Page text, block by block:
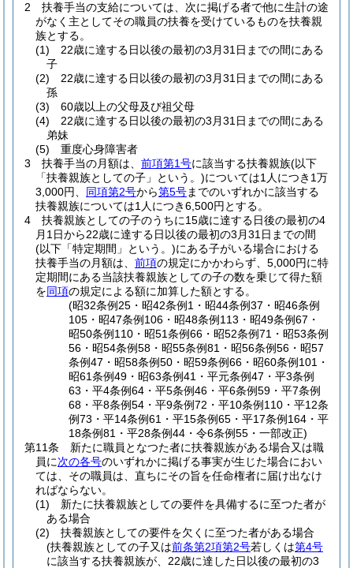
2
扶養手当の支給については、次に掲げる者で他に生計の途
がなく主としてその職員の扶養を受けているものを扶養親
族とする。
(1)
22歳に達する日以後の最初の3月31日までの間にある
子
(2)
22歳に達する日以後の最初の3月31日までの間にある
孫
(3)
60歳以上の父母及び祖父母
(4)
22歳に達する日以後の最初の3月31日までの間にある
弟妹
(5)
重度心身障害者
3
扶養手当の月額は、 前項第1号に該当する扶養親族(以下
「扶養親族としての子」という。)については1人につき1万
3,000円、 同項第2号から第5号までのいずれかに該当する
扶養親族については1人につき6,500円とする。
4
扶養親族としての子のうちに15歳に達する日後の最初の4
月1日から22歳に達する日以後の最初の3月31日までの間
(以下「特定期間」という。)にある子がいる場合における
扶養手当の月額は、 前項の規定にかかわらず、5,000円に特
定期間にある当該扶養親族としての子の数を乗じて得た額
を同項の規定による額に加算した額とする。
(昭32条例25・昭42条例1・昭44条例37・昭46条例
105・昭47条例106・昭48条例113・昭49条例67・
昭50条例110・昭51条例66・昭52条例71・昭53条例
56・昭54条例58・昭55条例81・昭56条例56・昭57
条例47・昭58条例50・昭59条例66・昭60条例101・
昭61条例49・昭63条例41・平元条例47・平3条例
63・平4条例64・平5条例46・平6条例59・平7条例
68・平8条例54・平9条例72・平10条例110・平12条
例73・平14条例61・平15条例65・平17条例164・平
18条例81・平28条例44・令6条例55・一部改正)
第11条
新たに職員となつた者に扶養親族がある場合又は職
員に次の各号のいずれかに掲げる事実が生じた場合におい
ては、その職員は、直ちにその旨を任命権者に届け出なけ
ればならない。
(1)
新たに扶養親族としての要件を具備するに至つた者が
ある場合
(2)
扶養親族としての要件を欠くに至つた者がある場合
(扶養親族としての子又は前条第2項第2号若しくは第4号
に該当する扶養親族が、22歳に達した日以後の最初の3